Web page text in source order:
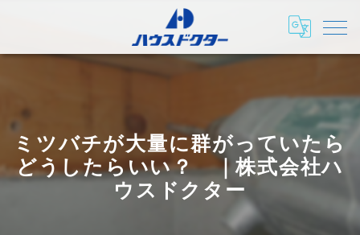
ミツバチが大量に群がっていたら
どうしたらいい？ ｜株式会社ハ
ウスドクター